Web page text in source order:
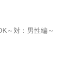
～対：男性編～